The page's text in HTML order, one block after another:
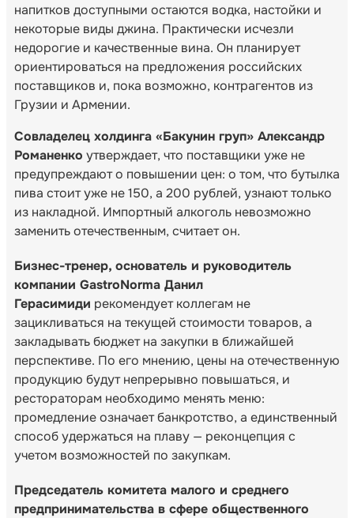
напитков доступными остаются водка, настойки и
некоторые виды джина. Практически исчезли
недорогие и качественные вина. Он планирует
ориентироваться на предложения российских
поставщиков и, пока возможно, контрагентов из
Грузии и Армении.
Совладелец холдинга «Бакунин груп» Александр
Романенко утверждает, что поставщики уже не
предупреждают о повышении цен: о том, что бутылка
пива стоит уже не 150, а 200 рублей, узнают только
из накладной. Импортный алкоголь невозможно
заменить отечественным, считает он.
Бизнес-тренер, основатель и руководитель
компании GastroNorma Данил
Герасимиди рекомендует коллегам не
зацикливаться на текущей стоимости товаров, а
закладывать бюджет на закупки в ближайшей
перспективе. По его мнению, цены на отечественную
продукцию будут непрерывно повышаться, и
рестораторам необходимо менять меню:
промедление означает банкротство, а единственный
способ удержаться на плаву — реконцепция с
учетом возможностей по закупкам.
Председатель комитета малого и среднего
предпринимательства в сфере общественного